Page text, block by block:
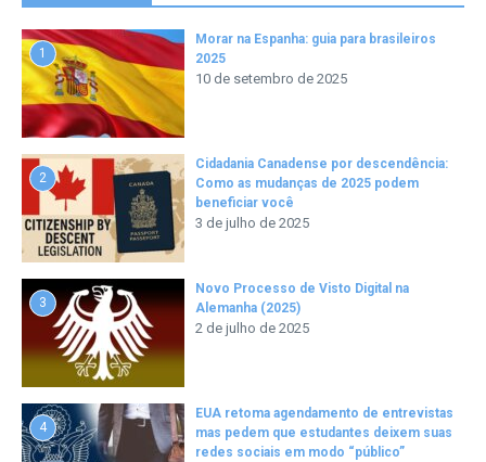
1
Morar na Espanha: guia para brasileiros
2025
10 de setembro de 2025
2
Cidadania Canadense por descendência:
Como as mudanças de 2025 podem
beneficiar você
3 de julho de 2025
3
Novo Processo de Visto Digital na
Alemanha (2025)
2 de julho de 2025
4
EUA retoma agendamento de entrevistas
mas pedem que estudantes deixem suas
redes sociais em modo “público”